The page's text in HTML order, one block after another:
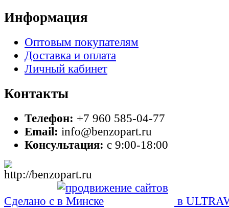
Информация
Оптовым покупателям
Доставка и оплата
Личный кабинет
Контакты
Телефон: +7 960 585-04-77
Email: info@benzopart.ru
Консультация: с 9:00-18:00
Сделано с в